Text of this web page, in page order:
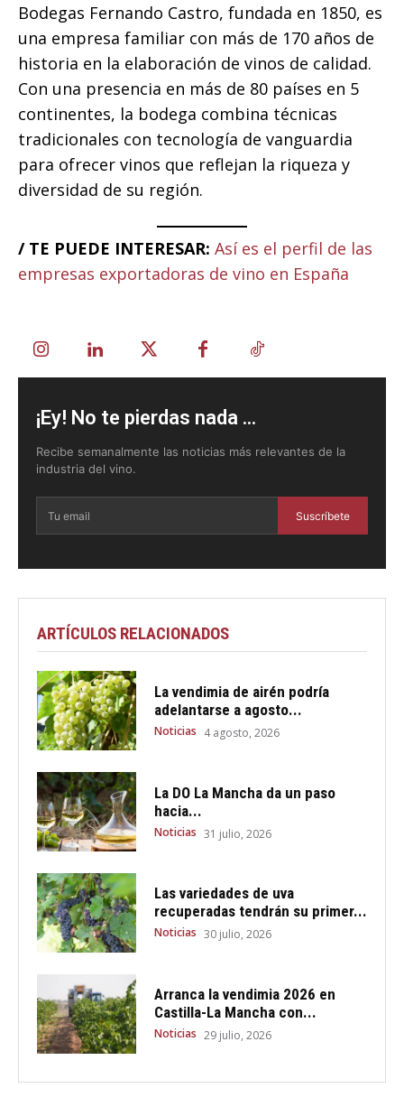
Bodegas Fernando Castro, fundada en 1850, es
una empresa familiar con más de 170 años de
historia en la elaboración de vinos de calidad.
Con una presencia en más de 80 países en 5
continentes, la bodega combina técnicas
tradicionales con tecnología de vanguardia
para ofrecer vinos que reflejan la riqueza y
diversidad de su región.
/ TE PUEDE INTERESAR: Así es el perfil de las
empresas exportadoras de vino en España
¡Ey! No te pierdas nada ...
Recibe semanalmente las noticias más relevantes de la
industria del vino.
Suscríbete
ARTÍCULOS RELACIONADOS
La vendimia de airén podría
adelantarse a agosto...
Noticias 4 agosto, 2026
La DO La Mancha da un paso
hacia...
Noticias 31 julio, 2026
Las variedades de uva
recuperadas tendrán su primer...
Noticias 30 julio, 2026
Arranca la vendimia 2026 en
Castilla-La Mancha con...
Noticias 29 julio, 2026